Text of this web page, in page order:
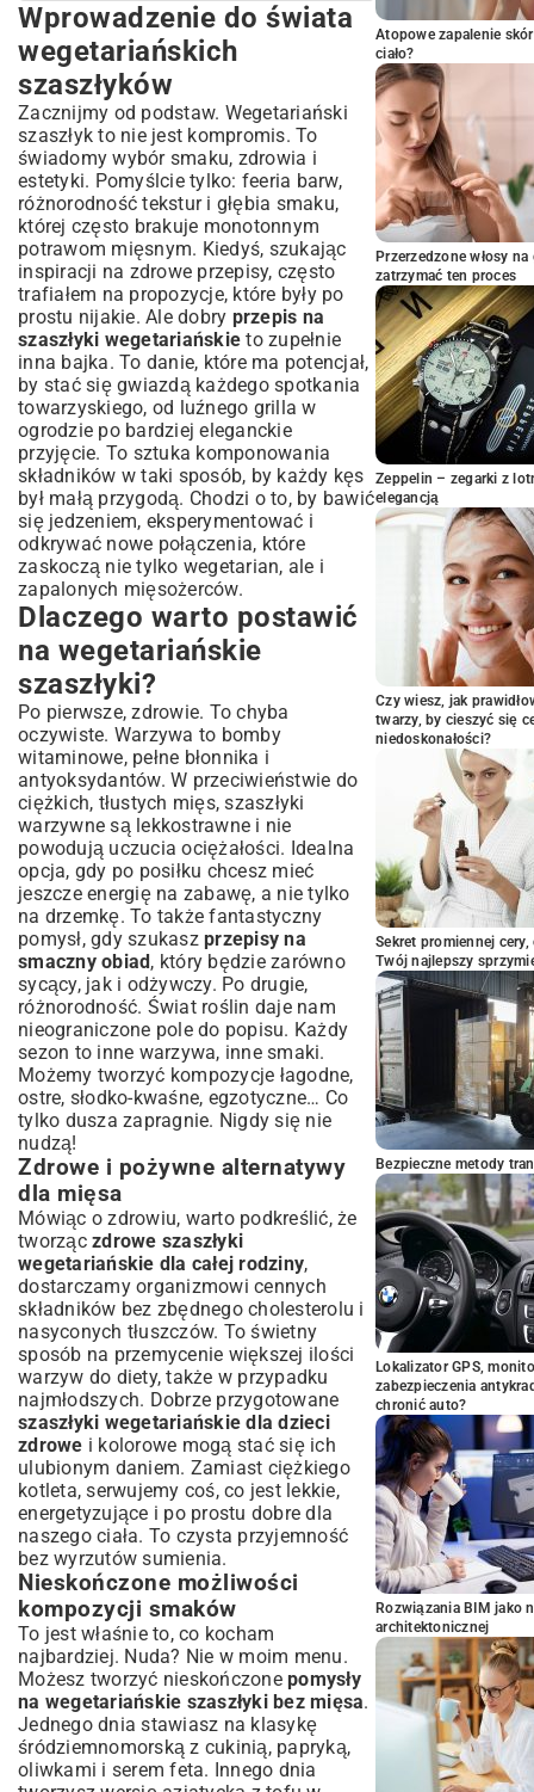
Wprowadzenie do świata
wegetariańskich szaszłyków
Dlaczego warto postawić na
wegetariańskie szaszłyki?
Zdrowe i pożywne alternatywy dla mięsa
Nieskończone możliwości kompozycji
smaków
Podstawy idealnego wegetariańskiego
szaszłyka
Wybór warzyw – co sprawdzi się najlepiej?
Tajemnica smaku – marynaty i przyprawy
Roślinne źródła białka w szaszłykach (tofu,
halloumi, tempeh)
Krok po kroku: Jak przygotować
wegetariańskie szaszłyki?
Przygotowanie składników i krojenie
Nawlekanie na patyki – praktyczne
wskazówki
Metody pieczenia: grill, piekarnik, patelnia
Pomysły na serwowanie i kreatywne
wariacje
Idealne dodatki do szaszłyków
warzywnych
Szaszłyki wegetariańskie z grilla vs. z
piekarnika
Inspiracje kulinarne: szaszłyki z owocami,
serowe, egzotyczne
Najczęściej zadawane pytania i porady
eksperta
Jak uniknąć najczęstszych błędów w
przygotowaniu?
Prezentacja szaszłyków – liczy się
pierwsze wrażenie
Podsumowanie: Smacznie, zdrowo i
kolorowo na talerzu
Wprowadzenie do świata
wegetariańskich
szaszłyków
Zacznijmy od podstaw. Wegetariański
szaszłyk to nie jest kompromis. To
świadomy wybór smaku, zdrowia i
estetyki. Pomyślcie tylko: feeria barw,
różnorodność tekstur i głębia smaku,
której często brakuje monotonnym
potrawom mięsnym. Kiedyś, szukając
inspiracji na zdrowe przepisy, często
trafiałem na propozycje, które były po
prostu nijakie. Ale dobry przepis na
szaszłyki wegetariańskie to zupełnie
inna bajka. To danie, które ma potencjał,
by stać się gwiazdą każdego spotkania
towarzyskiego, od luźnego grilla w
ogrodzie po bardziej eleganckie
przyjęcie. To sztuka komponowania
składników w taki sposób, by każdy kęs
był małą przygodą. Chodzi o to, by bawić
się jedzeniem, eksperymentować i
odkrywać nowe połączenia, które
zaskoczą nie tylko wegetarian, ale i
zapalonych mięsożerców.
Dlaczego warto postawić
na wegetariańskie
szaszłyki?
Po pierwsze, zdrowie. To chyba
oczywiste. Warzywa to bomby
witaminowe, pełne błonnika i
antyoksydantów. W przeciwieństwie do
ciężkich, tłustych mięs, szaszłyki
warzywne są lekkostrawne i nie
powodują uczucia ociężałości. Idealna
opcja, gdy po posiłku chcesz mieć
jeszcze energię na zabawę, a nie tylko
na drzemkę. To także fantastyczny
pomysł, gdy szukasz przepisy na
smaczny obiad, który będzie zarówno
sycący, jak i odżywczy. Po drugie,
różnorodność. Świat roślin daje nam
nieograniczone pole do popisu. Każdy
sezon to inne warzywa, inne smaki.
Możemy tworzyć kompozycje łagodne,
ostre, słodko-kwaśne, egzotyczne… Co
tylko dusza zapragnie. Nigdy się nie
nudzą!
Zdrowe i pożywne alternatywy
dla mięsa
Mówiąc o zdrowiu, warto podkreślić, że
tworząc zdrowe szaszłyki
wegetariańskie dla całej rodziny,
dostarczamy organizmowi cennych
składników bez zbędnego cholesterolu i
nasyconych tłuszczów. To świetny
sposób na przemycenie większej ilości
warzyw do diety, także w przypadku
najmłodszych. Dobrze przygotowane
szaszłyki wegetariańskie dla dzieci
zdrowe i kolorowe mogą stać się ich
ulubionym daniem. Zamiast ciężkiego
kotleta, serwujemy coś, co jest lekkie,
energetyzujące i po prostu dobre dla
naszego ciała. To czysta przyjemność
bez wyrzutów sumienia.
Nieskończone możliwości
kompozycji smaków
To jest właśnie to, co kocham
najbardziej. Nuda? Nie w moim menu.
Możesz tworzyć nieskończone pomysły
na wegetariańskie szaszłyki bez mięsa.
Jednego dnia stawiasz na klasykę
śródziemnomorską z cukinią, papryką,
oliwkami i serem feta. Innego dnia
Atopowe zapalenie
ciało?
Przerzedzone włosy
zatrzymać ten proces
Zeppelin – zegarki z
elegancją
Czy wiesz, jak
twarzy, by cieszyć się
niedoskonałości?
Sekret promiennej
Twój najlepszy
Bezpieczne metody
Lokalizator GPS,
zabezpieczenia
chronić auto?
Rozwiązania BIM jako
architektonicznej